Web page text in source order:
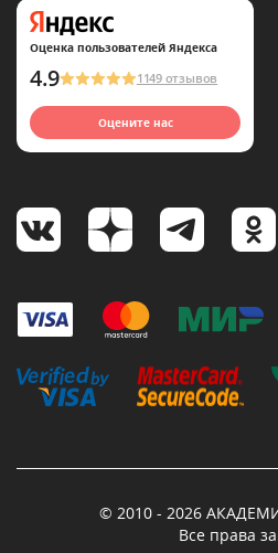
Оценка пользователей Яндекса
4.9 1149 отзывов
Оцените нас
© 2010 - 2026
Все права